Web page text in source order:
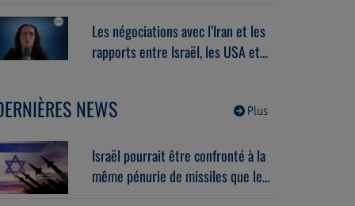
(06/08/2026)
Les négociations avec l’Iran et les
rapports entre Israël, les USA et
Plus
NEWS
Israël pourrait être confronté à la
même pénurie de missiles que les